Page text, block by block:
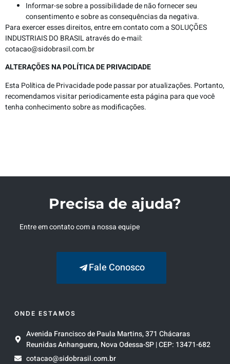
Informar-se sobre a possibilidade de não fornecer seu
consentimento e sobre as consequências da negativa.
Para exercer esses direitos, entre em contato com a SOLUÇÕES
INDUSTRIAIS DO BRASIL através do e-mail:
cotacao@sidobrasil.com.br
ALTERAÇÕES NA POLÍTICA DE PRIVACIDADE
Esta Política de Privacidade pode passar por atualizações. Portanto,
recomendamos visitar periodicamente esta página para que você
tenha conhecimento sobre as modificações.
Precisa de ajuda?
Entre em contato com a nossa equipe
Fale Conosco
ONDE ESTAMOS
Avenida Francisco de Paula Martins, 371 Chácaras
Reunidas Anhanguera, Nova Odessa-SP | CEP: 13471-682
cotacao@sidobrasil.com.br